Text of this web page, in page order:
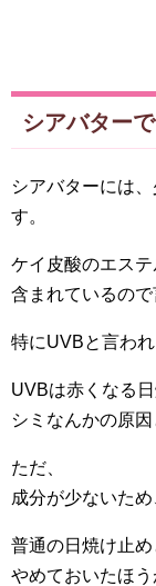
シアバター
シアバターには
す。
ケイ皮酸のエステ
含まれているので
特にUVBと言わ
UVBは赤くなる
シミなんかの原因
ただ、
成分が少ないため
普通の日焼け止め
やめておいたほう